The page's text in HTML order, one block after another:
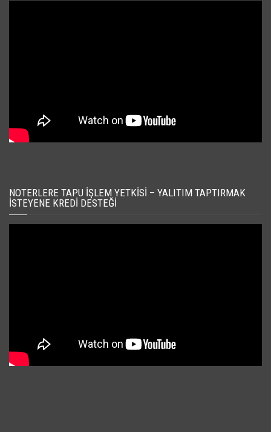
NOTERLERE TAPU İŞLEM YETKISI – YALITIM TAPTIRMAK
İSTEYENE KREDI DESTEĞI